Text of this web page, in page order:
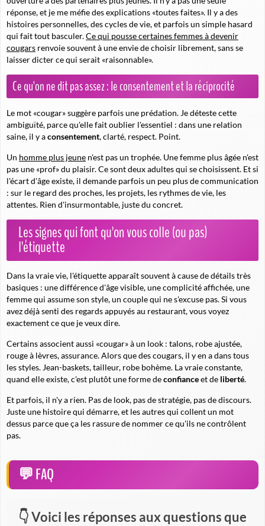
réponse, et je me méfie des explications «toutes faites». Il y a des
histoires personnelles, des cycles de vie, et parfois un simple hasard
qui fait tout basculer.Ce qui pousse certaines femmes à devenir
cougars renvoie souvent à une envie de choisir librement, sans se
laisser dicter ce qui serait «raisonnable».
Ce qu'on ne dit pas assez : le consentement et la réciprocité
Le mot «cougar» suggère parfois une prédation. Je déteste cette
ambiguïté, parce qu'elle fait oublier l'essentiel : dans une relation
saine, il y aconsentement, clarté, respect. Point.
Un homme plus jeune n'est pas un trophée. Une femme plus âgée n'est
pas une «prof» du plaisir. Ce sont deux adultes qui se choisissent. Et si
l'écart d'âge existe, il demande parfois un peu plus de communication
: sur le regard des proches, les projets, les rythmes de vie, les
attentes. Rien d'insurmontable, juste du concret.
Les signes qui font qu'on vous colle (ou pas)
l'étiquette
Dans la vraie vie, l'étiquette apparaît souvent à cause de détails très
basiques : une différence d'âge visible, une complicité affichée, une
femme qui assume son style, un couple qui ne s'excuse pas. Si vous
avez déjà senti des regards appuyés au restaurant, vous voyez
exactement ce que je veux dire.
Certains associent aussi «cougar» à un look : talons, robe ajustée,
rouge à lèvres, assurance. Alors que des cougars, il y en a dans tous
les styles. Jean-baskets, tailleur, robe bohème. La vraie constante,
quand elle existe, c'est plutôt une forme deconfianceet de liberté.
Et parfois, il n'y a rien. Pas de look, pas de stratégie, pas de discours.
Juste une histoire qui démarre, et les autres qui collent un mot
dessus parce que ça les rassure de nommer ce qu'ils ne contrôlent
pas.
FAQ
Voici les réponses aux questions que